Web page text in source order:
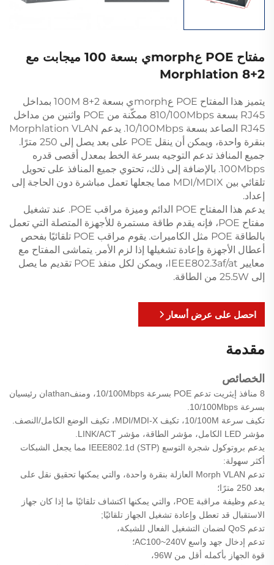
مفتاح POE عmorphي بسعة 100 ميجابت مع
Morphlation 8+2
يتميز هذا المفتاح POE عmorphي بسعة 100M 8+2 بمداخل
RJ45 بسعة 810/100Mbps ممكّنة من POE واثنين من مداخل
RJ45 الصاعد بسعة 10/100Mbps. يدعم Morphlation VLAN
بنقرة واحدة، ويمكن أن ينقل POE على بعد يصل إلى 250 مترًا.
جميع المنافذ تدعم التوجيه بسرعة الخط بمعدل أقصى قدره
100Mbps. بالإضافة إلى ذلك، تحتوي جميع المنافذ على تحويل
تلقائي بين MDI/MDIX مما يجعلها تعمل مباشرة دون الحاجة إلى
إعداد.
يدعم هذا المفتاح POE الدائم وميزة مراقب POE. عند تشغيل
مفتاح POE، فإنه يقدم طاقة مستمرة للأجهزة المتصلة التي تعمل
بالطاقة POE مثل الكاميرات. يقوم مراقب POE تلقائيًا بفحص
أعطال الأجهزة وإعادة تشغيلها إذا لزم الأمر. يتماشى المفتاح مع
معايير IEEE802.3af/at، ويمكن لكل منفذ POE تقديم ما يصل
إلى 25.5W من الطاقة.
احصل على عرض أسعار
مقدمة
الخصائص
8 منافذ إيثريت تدعم POE بسرعة 10/100Mbps، ومنفathanان رئيسيان
بسرعة 10/100Mbps.
تكيف سرعة 10/100M، تكيف MDI/MDI-X، تكيف الوضع الكامل/النصف.
مؤشر LED الكامل، مؤشر الطاقة، مؤشر LINK/ACT.
يدعم بروتوكول شجرة التوسع IEEE802.1d (STP) مما يجعل الشبكات
أكثر سهولة:
تدعم Morph VLAN العازلة بنقرة واحدة، والتي يمكنها تحقيق نقل على
بعد 250 مترًا؛
يدعم وظيفة مراقبة POE، والتي يمكنها اكتشاف تلقائيًا ما إذا كان جهاز
الاستقبال قد تعطل وإعادة تشغيل الجهاز تلقائيًا;
تدعم QoS لضمان التشغيل الفعال للشبكة،
تدعم إدخال جهد واسع AC100~240V؛
قوة الجهاز بأكمله أقل من 96W،